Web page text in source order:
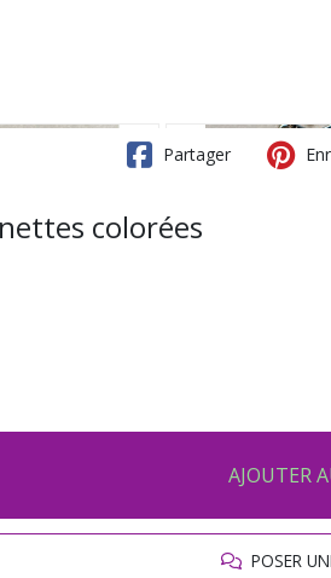
Partager
colorées
AJOUTER
POSER